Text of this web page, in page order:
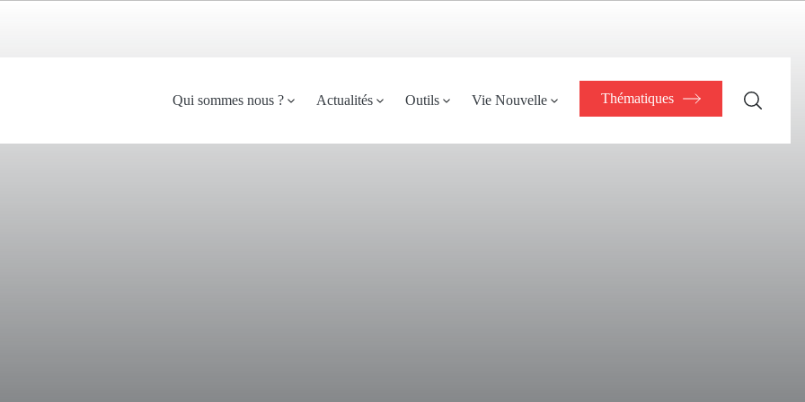
Menu
principal
Qui sommes nous ? Actualités Outils Vie Nouvelle Thématiques